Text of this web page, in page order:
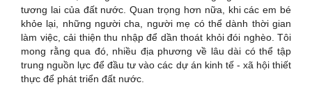
tương lai của đất nước. Quan trọng hơn nữa, khi các em bé
khỏe lại, những người cha, người mẹ có thể dành thời gian
làm việc, cải thiện thu nhập để dần thoát khỏi đói nghèo. Tôi
mong rằng qua đó, nhiều địa phương về lâu dài có thể tập
trung nguồn lực để đầu tư vào các dự án kinh tế - xã hội thiết
thực để phát triển đất nước.